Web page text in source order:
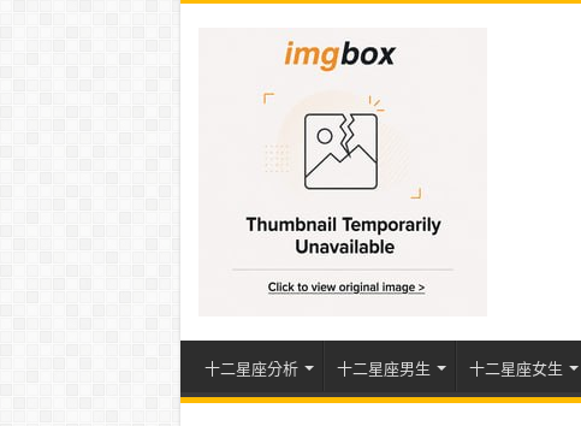
十二星座分析 十二星座男生 十二星座女生